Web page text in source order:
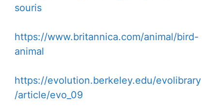
souris
https://www.britannica.com/animal/bird-
animal
https://evolution.berkeley.edu/evolibrary
/article/evo_09